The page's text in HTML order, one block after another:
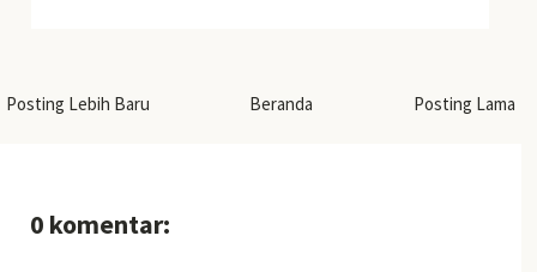
Posting Lebih Baru Posting Lama
Beranda
0 komentar: